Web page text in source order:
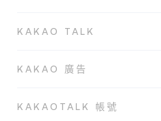
KAKAO TALK
KAKAO 廣告
KAKAOTALK 帳號